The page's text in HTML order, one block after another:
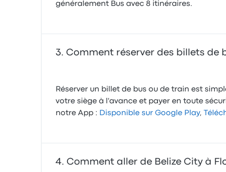
généralement Bus avec 8 itinéraires.
Comment réserver des billets de
Réserver un billet de bus ou de train est
votre siège à l'avance et payer en toute
notre App : Disponible sur Google Play,
Comment aller de Belize City à